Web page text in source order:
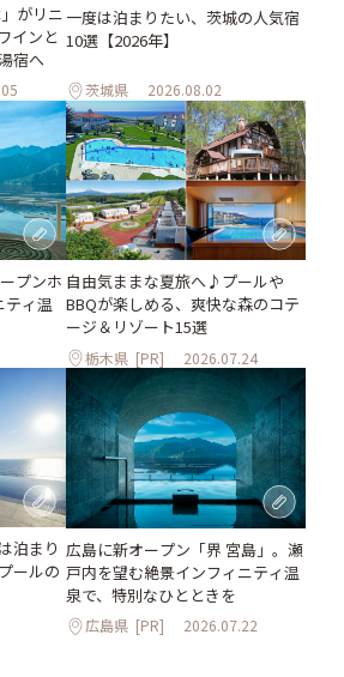
がリニ
インと
宿へ
一度は泊まりたい、茨城の人気宿
10選【2026年】
茨城県 2026.08.02
プンホ
ティ温
自由気ままな夏旅へ♪プールや
BBQが楽しめる、爽快な森のコテ
ージ＆リゾート15選
栃木県 [PR] 2026.07.24
泊まり
ールの
広島に新オープン「界 宮島」。瀬
戸内を望む絶景インフィニティ温
泉で、特別なひとときを
広島県 [PR] 2026.07.22